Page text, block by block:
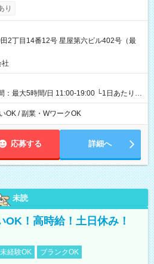
です。
り
2丁目14番12号 星屋第六ビル402号（最
社
：最大5時間/日 11:00-19:00 └1日あたりの
上記の時間帯内であれば、いつでも勤務可
中で、お好きな曜日でご勤務いただけま
に、自由な働き方が可能なお仕事です！
OK / 副業・WワークOK
応募する 詳細へ
未読
OK！高時給！土日休み！
経験OK
ブランクOK